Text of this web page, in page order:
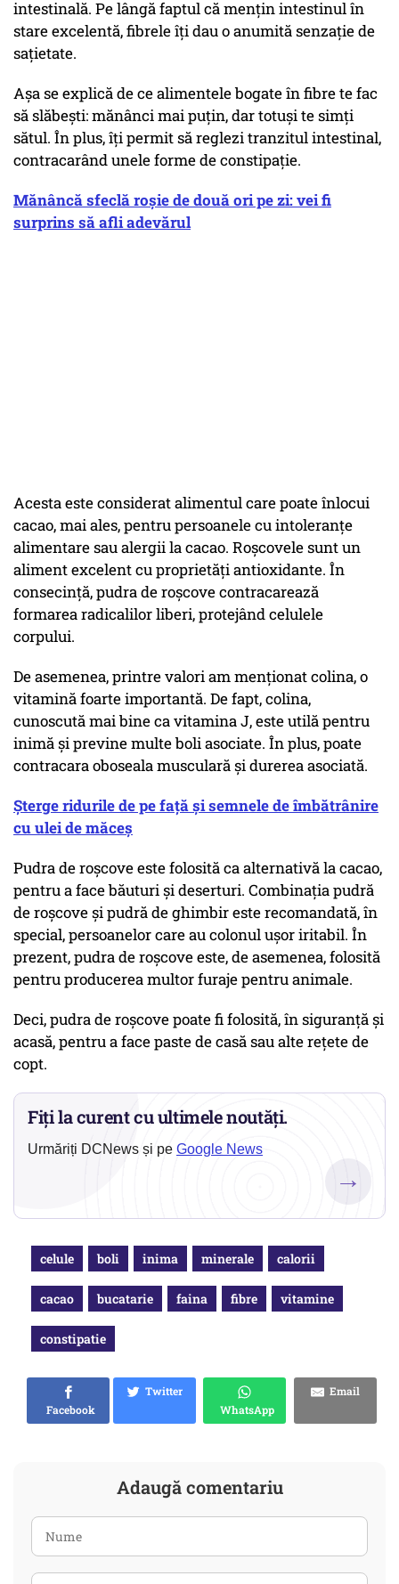
intestinală. Pe lângă faptul că mențin intestinul în
stare excelentă, fibrele îți dau o anumită senzație de
sațietate.
Așa se explică de ce alimentele bogate în fibre te fac
să slăbești: mănânci mai puțin, dar totuși te simți
sătul. În plus, îți permit să reglezi tranzitul intestinal,
contracarând unele forme de constipație.
Mănâncă sfeclă roșie de două ori pe zi: vei fi
surprins să afli adevărul
Acesta este considerat alimentul care poate înlocui
cacao, mai ales, pentru persoanele cu intoleranțe
alimentare sau alergii la cacao. Roșcovele sunt un
aliment excelent cu proprietăți antioxidante. În
consecință, pudra de roșcove contracarează
formarea radicalilor liberi, protejând celulele
corpului.
De asemenea, printre valori am menționat colina, o
vitamină foarte importantă. De fapt, colina,
cunoscută mai bine ca vitamina J, este utilă pentru
inimă și previne multe boli asociate. În plus, poate
contracara oboseala musculară și durerea asociată.
Șterge ridurile de pe față și semnele de îmbătrânire
cu ulei de măceș
Pudra de roșcove este folosită ca alternativă la cacao,
pentru a face băuturi și deserturi. Combinația pudră
de roșcove și pudră de ghimbir este recomandată, în
special, persoanelor care au colonul ușor iritabil. În
prezent, pudra de roșcove este, de asemenea, folosită
pentru producerea multor furaje pentru animale.
Deci, pudra de roșcove poate fi folosită, în siguranță și
acasă, pentru a face paste de casă sau alte rețete de
copt.
Fiți la curent cu ultimele noutăți.
Urmăriți DCNews și pe Google News
→
celule boli inima minerale calorii
cacao bucatarie faina fibre vitamine
constipatie
Facebook
Twitter
WhatsApp
Email
Adaugă comentariu